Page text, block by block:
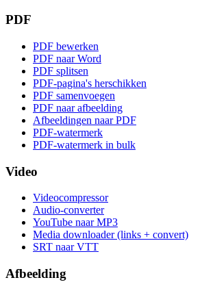
PDF
PDF bewerken
PDF naar Word
PDF splitsen
PDF-pagina's herschikken
PDF samenvoegen
PDF naar afbeelding
Afbeeldingen naar PDF
PDF-watermerk
PDF-watermerk in bulk
Video
Videocompressor
Audio-converter
YouTube naar MP3
Media downloader (links + convert)
SRT naar VTT
Afbeelding